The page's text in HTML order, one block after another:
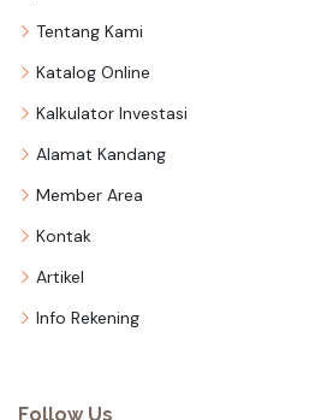
Tentang Kami
Katalog Online
Kalkulator Investasi
Alamat Kandang
Member Area
Kontak
Artikel
Info Rekening
Follow Us